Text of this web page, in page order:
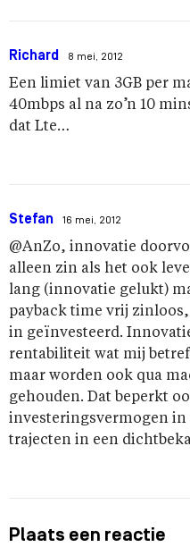
Richard 8 mei, 2012
Een limiet van 3GB per
40mbps al na zo’n 10
dat Lte…
Stefan 16 mei, 2012
@AnZo, innovatie
alleen zin als het ook
lang (innovatie gelukt)
payback time vrij
in geïnvesteerd.
rentabiliteit wat mij
maar worden ook qua
gehouden. Dat beperkt
investeringsvermogen in
trajecten in een
Plaats een reactie